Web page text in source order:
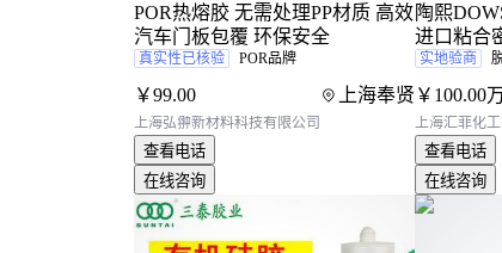
￥99.00 上海奉贤
POR热熔胶 无需处理PP材质 高效
汽车门板包覆 环保安全
真实性已核验 POR品牌
上海弘翀新材料科技有限公司
查看电话
在线咨询
￥ 100.00
陶熙
进口粘合
实地验商
上海汇菲化
查看电话
在线咨询